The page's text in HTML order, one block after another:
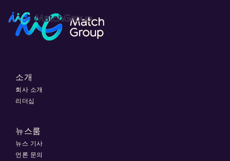
소개
회사 소개
리더십
뉴스룸
뉴스 기사
언론 문의